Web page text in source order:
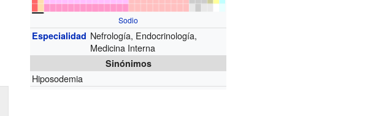
Sodio
Especialidad Nefrología, Endocrinología,
Medicina Interna
Sinónimos
Hiposodemia